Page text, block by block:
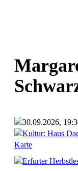
30.09.2026,
Kultur: Haus
Karte
Erfurter